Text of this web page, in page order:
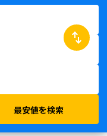
swap_horiz
最安値を検索